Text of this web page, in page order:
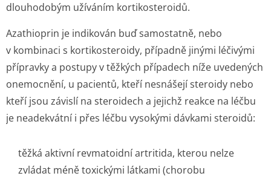
dlouhodobým užíváním kortikosteroidů.
Azathioprin je indikován buď samostatně, nebo
v kombinaci s kortikosteroidy, případně jinými léčivými
přípravky a postupy v těžkých případech níže uvedených
onemocnění, u pacientů, kteří nesnášejí steroidy nebo
kteří jsou závislí na steroidech a jejichž reakce na léčbu
je neadekvátní i přes léčbu vysokými dávkami steroidů:
těžká aktivní revmatoidní artritida, kterou nelze
zvládat méně toxickými látkami (chorobu